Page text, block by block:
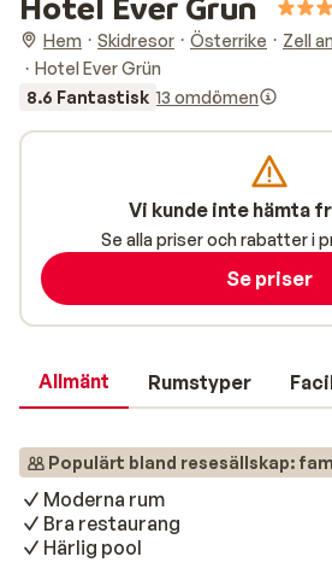
Hem Skidresor Österrike Zell
Hotel Ever Grün
8.6 Fantastisk 13 omdömen
Allmänt Rumstyper
Populärt bland resesällskap:
Moderna rum
Bra restaurang
Härlig pool
Vi kunde inte hämta
Se alla priser och rabatter i
Se priser